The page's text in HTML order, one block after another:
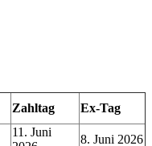
Zahltag Ex-Tag
11. Juni
8. Juni 2026